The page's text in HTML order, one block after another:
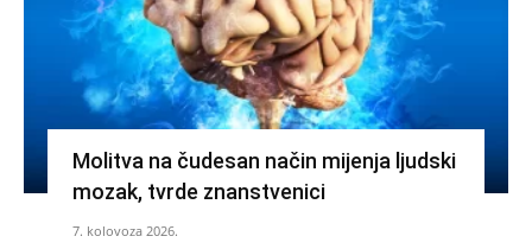
Molitva na čudesan način mijenja ljudski
mozak, tvrde znanstvenici
7. kolovoza 2026.